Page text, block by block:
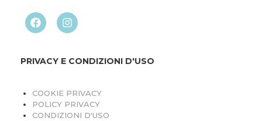
PRIVACY E CONDIZIONI D'USO
COOKIE PRIVACY
POLICY PRIVACY
CONDIZIONI D'USO